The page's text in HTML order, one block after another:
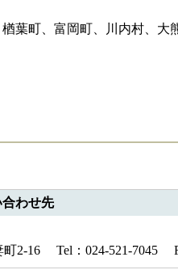
葉町、富岡町、川内村、
わせ先
町2-16 Tel：024-521-7045